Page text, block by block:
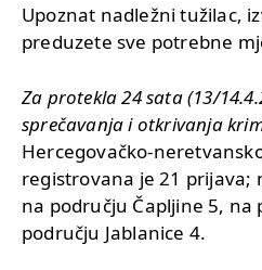
Upoznat nadležni tužilac,
preduzete sve potrebne
Za protekla 24 sata (13/
sprečavanja i otkrivanja
Hercegovačko-
registrovana je 21 prijava;
na području Čapljine 5, na
području Jablanice 4.